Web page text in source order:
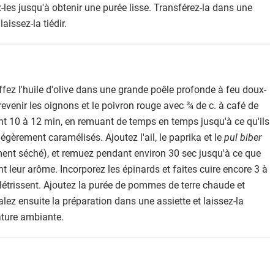
les jusqu'à obtenir une purée lisse. Transférez-la dans une
la tiédir.
l'huile d'olive dans une grande poêle profonde à feu doux-
les oignons et le poivron rouge avec ¾ de c. à café de
10 à 12 min, en remuant de temps en temps jusqu'à ce qu'ils
caramélisés. Ajoutez l'ail, le paprika et lepul biber
séché), et remuez pendant environ 30 sec jusqu'à ce que
leur arôme. Incorporez les épinards et faites cuire encore 3 à
Ajoutez la purée de pommes de terre chaude et
ensuite la préparation dans une assiette et laissez-la
ambiante.